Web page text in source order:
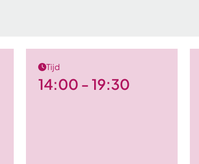
Tijd
14:00 - 19:30